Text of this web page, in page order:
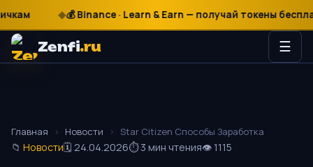
₽
$
€ 💰 Binance · Learn & Earn — получай токены бесплатно
Zenfi.ru ☰
Главная › Новости › Star Citizen Способы Заработка
📁 Новости🗓 24.04.2026⏱ 3 мин чтения👁 1115